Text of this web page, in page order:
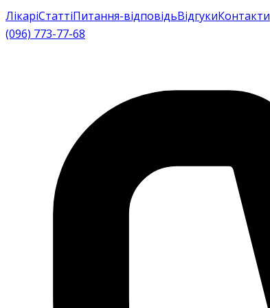
ЛікаріСтаттіПитання-відповідьВідгукиКонтакти
(096) 773-77-68